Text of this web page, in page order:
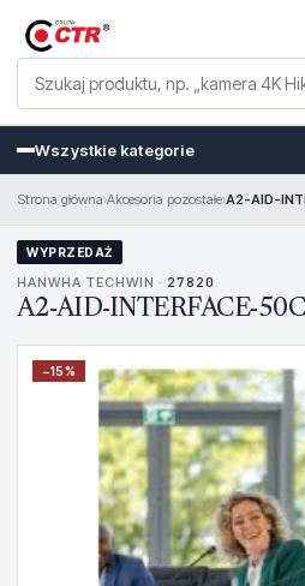
Wszystkie kategorie
Strona główna›Akcesoria pozostałe›A2-AID-
WYPRZEDAŻ
HANWHA TECHWIN · 27820
A2-AID-INTERFACE-
−15%